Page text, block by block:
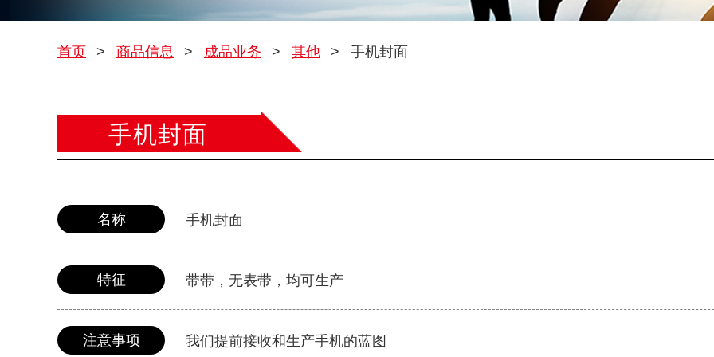
首页 > 商品信息 > 成品业务 > 其他 > 手机封面
手机封面
名称 手机封面
特征 带带，无表带，均可生产
注意事项 我们提前接收和生产手机的蓝图